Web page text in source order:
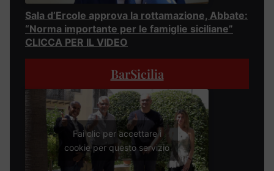
Sala d’Ercole approva la rottamazione, Abbate:
“Norma importante per le famiglie siciliane”
CLICCA PER IL VIDEO
BarSicilia
Fai clic per accettare i
cookie per questo servizio